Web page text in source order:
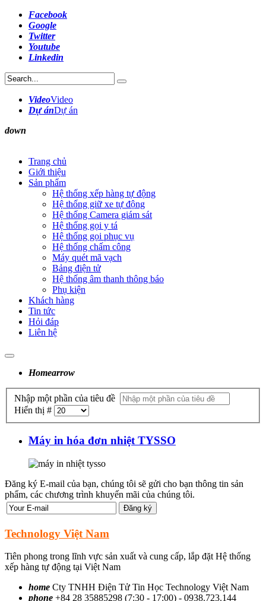
Facebook
Google
Twitter
Youtube
Linkedin
VideoVideo
Dự ánDự án
down
Trang chủ
Giới thiệu
Sản phẩm
Hệ thống xếp hàng tự động
Hệ thống giữ xe tự động
Hệ thống Camera giám sát
Hệ thống gọi y tá
Hệ thống gọi phục vụ
Hệ thống chấm công
Máy quét mã vạch
Bảng điện tử
Hệ thống âm thanh thông báo
Phụ kiện
Khách hàng
Tin tức
Hỏi đáp
Liên hệ
Homearrow
Nhập một phần của tiêu đề
Hiển thị #
Máy in hóa đơn nhiệt TYSSO
Đăng ký E-mail của bạn, chúng tôi sẽ gửi cho bạn thông tin sản
phẩm, các chương trình khuyến mãi của chúng tôi.
Technology Việt Nam
Tiên phong trong lĩnh vực sản xuất và cung cấp, lắp đặt Hệ thống
xếp hàng tự động tại Việt Nam
home Cty TNHH Điện Tử Tin Học Technology Việt Nam
phone +84 28 35885298 (7:30 - 17:00) - 0938.723.144